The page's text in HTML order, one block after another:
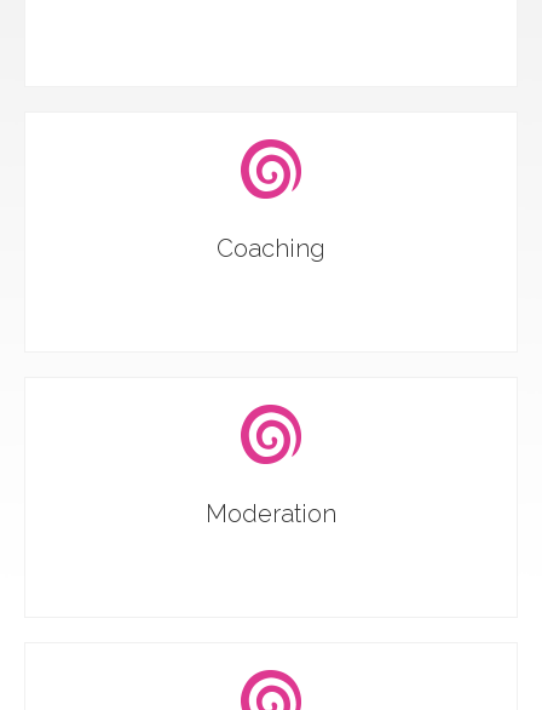
Coaching
Moderation